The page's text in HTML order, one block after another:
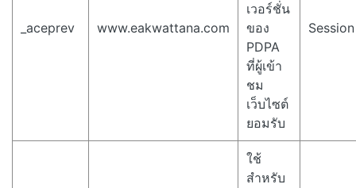
_aceprev www.eakwattana.com
เวอร์ชั่น
ของ
PDPA
ที่ผู้เข้า
ชม
เว็บไซต์
ยอมรับ
Session
ใช้
สำหรับ